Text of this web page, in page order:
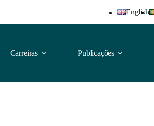
English
Carreiras Publicações